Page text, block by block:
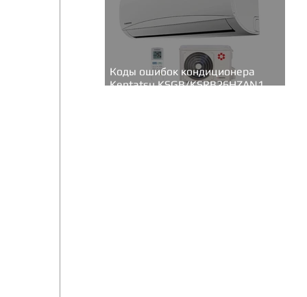
Коды ошибок кондиционера
Kentatsu KSGB/KSRB26HZAN1